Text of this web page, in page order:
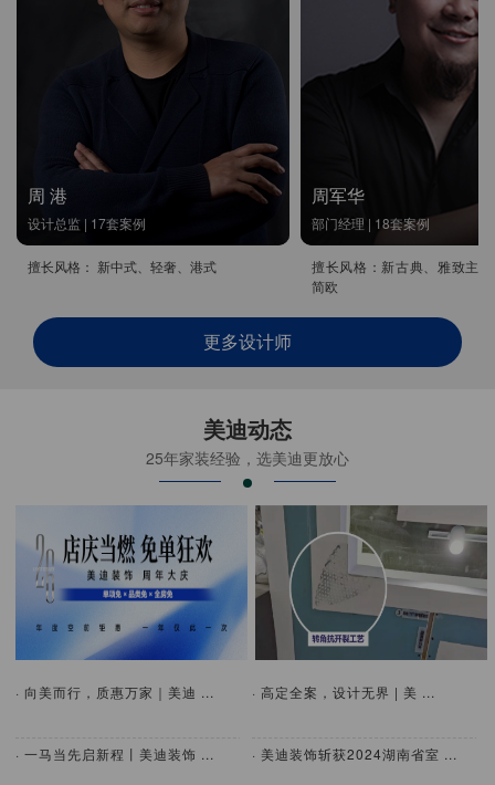
周 港
设计总监 | 17套案例
擅长风格： 新中式、轻奢、港式
周军华
部门经理 | 18套案例
擅长风格：新古典、雅致主
简欧
更多设计师
美迪动态
25年家装经验，选美迪更放心
· 向美而行，质惠万家｜美迪 ...
· 一马当先启新程丨美迪装饰 ...
· 高定全案，设计无界 | 美 ...
· 美迪装饰斩获2024湖南省室 ...